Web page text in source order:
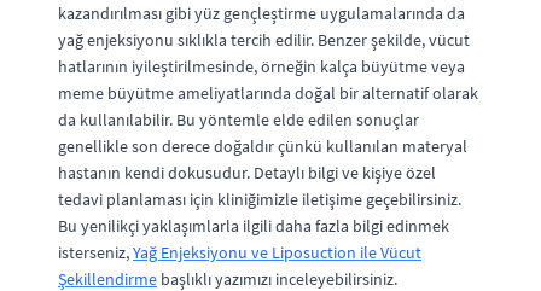
kazandırılması gibi yüz gençleştirme uygulamalarında da
yağ enjeksiyonu sıklıkla tercih edilir. Benzer şekilde, vücut
hatlarının iyileştirilmesinde, örneğin kalça büyütme veya
meme büyütme ameliyatlarında doğal bir alternatif olarak
da kullanılabilir. Bu yöntemle elde edilen sonuçlar
genellikle son derece doğaldır çünkü kullanılan materyal
hastanın kendi dokusudur. Detaylı bilgi ve kişiye özel
tedavi planlaması için kliniğimizle iletişime geçebilirsiniz.
Bu yenilikçi yaklaşımlarla ilgili daha fazla bilgi edinmek
isterseniz,Yağ Enjeksiyonu ve Liposuction ile Vücut
Şekillendirme başlıklı yazımızı inceleyebilirsiniz.